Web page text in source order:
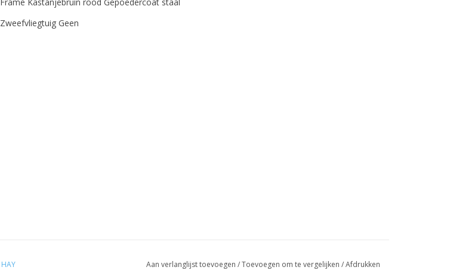
Zweefvliegtuig Geen
HAY Aan verlanglijst toevoegen /Toevoegen om te vergelijken /Afdrukken